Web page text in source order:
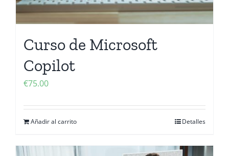
Curso de Microsoft
Copilot
€75.00
Añadir al carrito Detalles